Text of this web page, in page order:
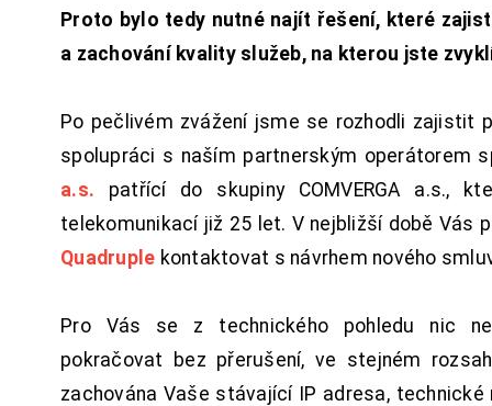
Proto bylo tedy nutné najít řešení, které
a zachování kvality služeb, na kterou jste
Po pečlivém zvážení jsme se rozhodli zajistit
spolupráci s naším partnerským operátorem
a.s. patřící do skupiny COMVERGA a.s.,
telekomunikací již 25 let. V nejbližší době Vás
Quadruple kontaktovat s návrhem nového
Pro Vás se z technického pohledu nic
pokračovat bez přerušení, ve stejném
zachována Vaše stávající IP adresa, technické